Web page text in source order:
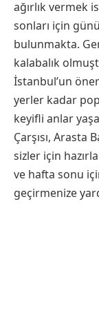
ağırlık vermek
sonları için
bulunmakta.
kalabalık
İstanbul’un
yerler kadar
keyifli anlar
Çarşısı, Arasta
sizler için
ve hafta sonu
geçirmenize